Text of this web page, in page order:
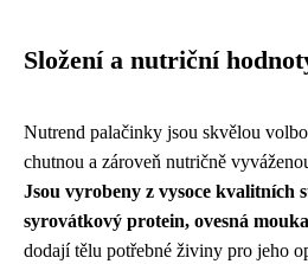
Složení a nutriční
Nutrend palačinky jsou skvělou
chutnou a zároveň nutričně
Jsou vyrobeny z vysoce kvalitních
syrovátkový protein, ovesná
dodají tělu potřebné živiny pro jeho